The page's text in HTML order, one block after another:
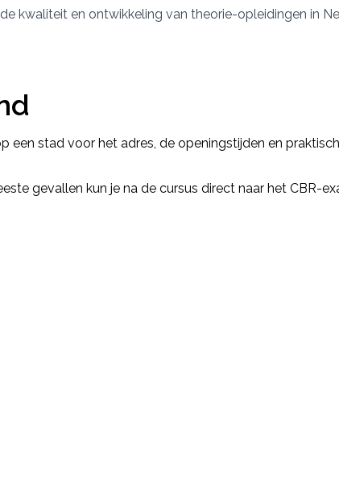
kwaliteit en ontwikkeling van theorie-opleidingen in
een stad voor het adres, de openingstijden en
gevallen kun je na de cursus direct naar het CBR-